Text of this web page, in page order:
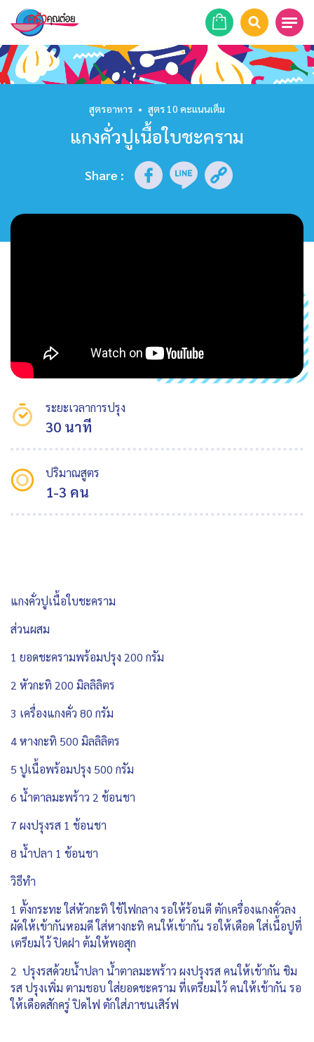
หน้าแรก
ร้านอาหาร
รายการย้อนหลัง
สูตรอาหาร • สูตร 10 คะแนนเต็ม
แกงคั่วปูเนื้อใบชะคราม
Share :
ระยะเวลาการปรุง
30 นาที
ปริมาณสูตร
1-3 คน
แกงคั่วปูเนื้อใบชะคราม
ส่วนผสม
1 ยอดชะครามพร้อมปรุง 200 กรัม
2 หัวกะทิ 200 มิลลิลิตร
3 เครื่องแกงคั่ว 80 กรัม
4 หางกะทิ 500 มิลลิลิตร
5 ปูเนื้อพร้อมปรุง 500 กรัม
6 น้ำตาลมะพร้าว 2 ช้อนชา
7 ผงปรุงรส 1 ช้อนชา
8 น้ำปลา 1 ช้อนชา
วิธีทำ
1 ตั้งกระทะ ใส่หัวกะทิ ใช้ไฟกลาง รอให้ร้อนดี ตักเครื่องแกงคั่วลง
ผัดให้เข้ากันหอมดี ใส่หางกะทิ คนให้เข้ากัน รอให้เดือด ใส่เนื้อปูที่
เตรียมไว้ ปิดฝา ต้มให้พอสุก
2 ปรุงรสด้วยน้ำปลา น้ำตาลมะพร้าว ผงปรุงรส คนให้เข้ากัน ชิม
รส ปรุงเพิ่ม ตามชอบ ใส่ยอดชะคราม ที่เตรียมไว้ คนให้เข้ากัน รอ
ให้เดือดสักครู่ ปิดไฟ ตักใส่ภาชนเสิร์ฟ